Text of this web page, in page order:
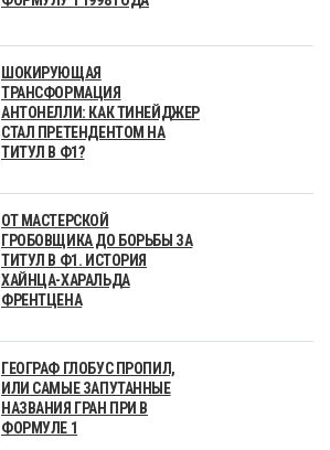
ШОКИРУЮЩАЯ
ТРАНСФОРМАЦИЯ
АНТОНЕЛЛИ: КАК ТИНЕЙДЖЕР
СТАЛ ПРЕТЕНДЕНТОМ НА
ТИТУЛ В Ф1?
ОТ МАСТЕРСКОЙ
ГРОБОВЩИКА ДО БОРЬБЫ ЗА
ТИТУЛ В Ф1. ИСТОРИЯ
ХАЙНЦА-ХАРАЛЬДА
ФРЕНТЦЕНА
ГЕОГРАФ ГЛОБУС ПРОПИЛ,
ИЛИ САМЫЕ ЗАПУТАННЫЕ
НАЗВАНИЯ ГРАН ПРИ В
ФОРМУЛЕ 1